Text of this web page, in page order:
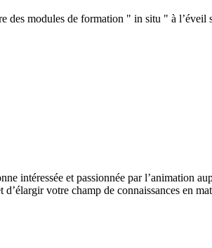
modules de formation " in situ " à l’éveil
intéressée et passionnée par l’animation
votre champ de connaissances en